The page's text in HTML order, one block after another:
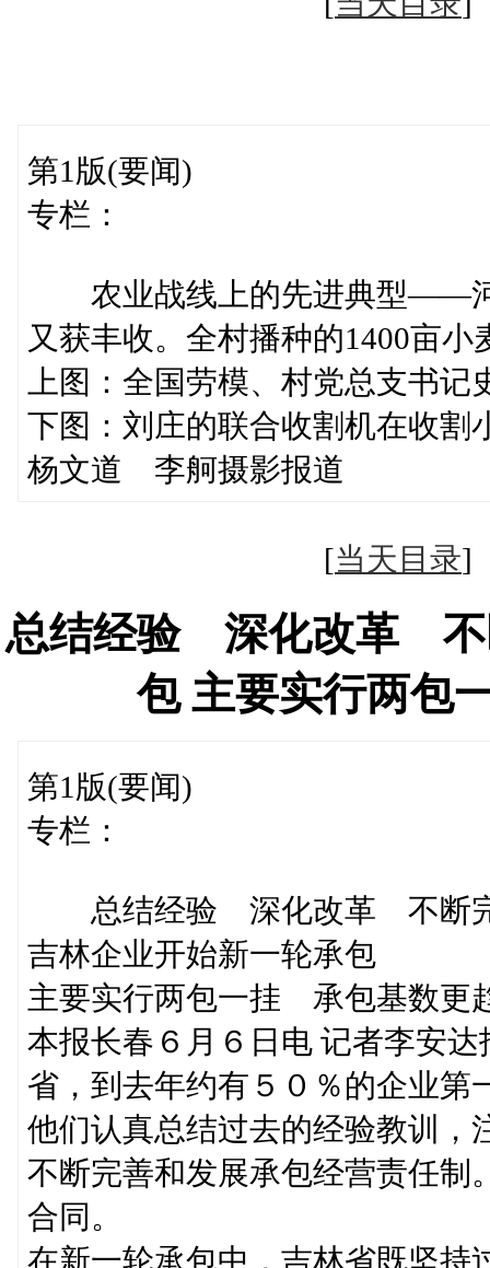
第1版(要闻)
专栏：
农业战线上的先进典型——河
又获丰收。全村播种的1400亩小
上图：全国劳模、村党总支书
下图：刘庄的联合收割机在收割
杨文道 李舸摄影报道
[当天目录
总结经验 深化改革 不
包 主要实行两包
第1版(要闻)
专栏：
总结经验 深化改革 不断
吉林企业开始新一轮承包
主要实行两包一挂 承包基数更
本报长春６月６日电 记者李安
省，到去年约有５０％的企业第
他们认真总结过去的经验教训，
不断完善和发展承包经营责任制
合同。
在新一轮承包中，吉林省既坚持